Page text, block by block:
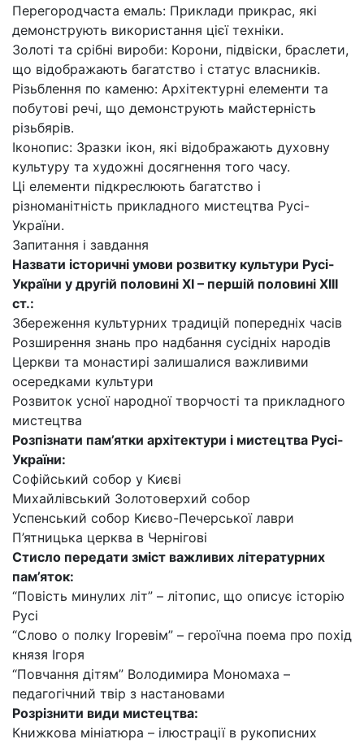
Перегородчаста емаль: Приклади прикрас, які
демонструють використання цієї техніки.
Золоті та срібні вироби: Корони, підвіски, браслети,
що відображають багатство і статус власників.
Різьблення по каменю: Архітектурні елементи та
побутові речі, що демонструють майстерність
різьбярів.
Іконопис: Зразки ікон, які відображають духовну
культуру та художні досягнення того часу.
Ці елементи підкреслюють багатство і
різноманітність прикладного мистецтва Русі-
України.
Запитання і завдання
Назвати історичні умови розвитку культури Русі-
України у другій половині XI – першій половині XIII
ст.:
Збереження культурних традицій попередніх часів
Розширення знань про надбання сусідніх народів
Церкви та монастирі залишалися важливими
осередками культури
Розвиток усної народної творчості та прикладного
мистецтва
Розпізнати пам’ятки архітектури і мистецтва Русі-
України:
Софійський собор у Києві
Михайлівський Золотоверхий собор
Успенський собор Києво-Печерської лаври
П’ятницька церква в Чернігові
Стисло передати зміст важливих літературних
пам’яток:
“Повість минулих літ” – літопис, що описує історію
Русі
“Слово о полку Ігоревім” – героїчна поема про похід
князя Ігоря
“Повчання дітям” Володимира Мономаха –
педагогічний твір з настановами
Розрізнити види мистецтва:
Книжкова мініатюра – ілюстрації в рукописних